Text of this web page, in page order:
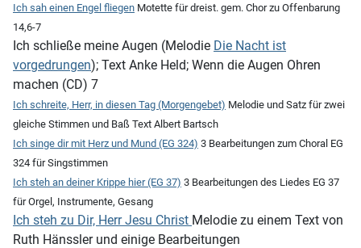
Ich sah einen Engel fliegen Motette für dreist. gem. Chor zu Offenbarung
14,6-7
Ich schließe meine Augen (Melodie Die Nacht ist
vorgedrungen); Text Anke Held; Wenn die Augen Ohren
machen (CD) 7
Ich schreite, Herr, in diesen Tag (Morgengebet) Melodie und Satz für zwei
gleiche Stimmen und Baß Text Albert Bartsch
Ich singe dir mit Herz und Mund (EG 324) 3 Bearbeitungen zum Choral EG
324 für Singstimmen
Ich steh an deiner Krippe hier (EG 37) 3 Bearbeitungen des Liedes EG 37
für Orgel, Instrumente, Gesang
Ich steh zu Dir, Herr Jesu Christ Melodie zu einem Text von
Ruth Hänssler und einige Bearbeitungen